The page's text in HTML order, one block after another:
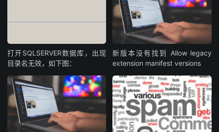
打开SQLSERVER数据库，出现
目录名无效，如下图：
新版本没有找到 Allow legacy
extension manifest versions